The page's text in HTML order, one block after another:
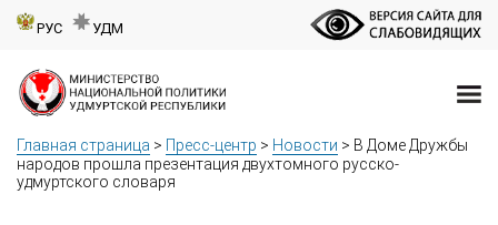
РУС УДМ
Главная страница > Пресс-центр > Новости > В Доме Дружбы
народов прошла презентация двухтомного русско-
удмуртского словаря